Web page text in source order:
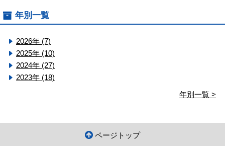
年別一覧
2026年 (7)
2025年 (10)
2024年 (27)
2023年 (18)
年別一覧 >
ページトップ